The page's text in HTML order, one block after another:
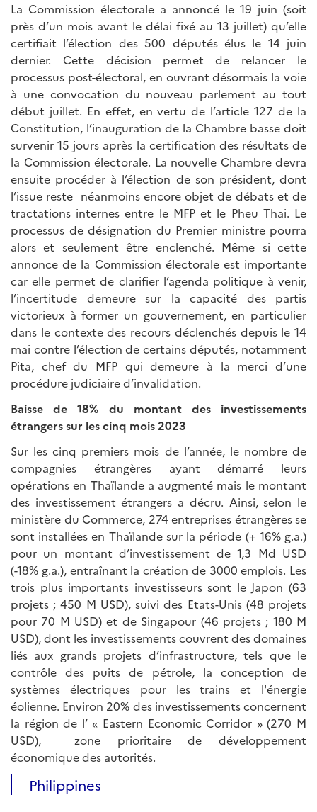
La Commission électorale a annoncé le 19 juin (soit
près d’un mois avant le délai fixé au 13 juillet) qu’elle
certifiait l’élection des 500 députés élus le 14 juin
dernier. Cette décision permet de relancer le
processus post-électoral, en ouvrant désormais la voie
à une convocation du nouveau parlement au tout
début juillet. En effet, en vertu de l’article 127 de la
Constitution, l’inauguration de la Chambre basse doit
survenir 15 jours après la certification des résultats de
la Commission électorale. La nouvelle Chambre devra
ensuite procéder à l’élection de son président, dont
l’issue reste néanmoins encore objet de débats et de
tractations internes entre le MFP et le Pheu Thai. Le
processus de désignation du Premier ministre pourra
alors et seulement être enclenché. Même si cette
annonce de la Commission électorale est importante
car elle permet de clarifier l’agenda politique à venir,
l’incertitude demeure sur la capacité des partis
victorieux à former un gouvernement, en particulier
dans le contexte des recours déclenchés depuis le 14
mai contre l’élection de certains députés, notamment
Pita, chef du MFP qui demeure à la merci d’une
procédure judiciaire d’invalidation.
Baisse de 18% du montant des investissements
étrangers sur les cinq mois 2023
Sur les cinq premiers mois de l’année, le nombre de
compagnies étrangères ayant démarré leurs
opérations en Thaïlande a augmenté mais le montant
des investissement étrangers a décru. Ainsi, selon le
ministère du Commerce, 274 entreprises étrangères se
sont installées en Thaïlande sur la période (+ 16% g.a.)
pour un montant d’investissement de 1,3 Md USD
(-18% g.a.), entraînant la création de 3000 emplois. Les
trois plus importants investisseurs sont le Japon (63
projets ; 450 M USD), suivi des Etats-Unis (48 projets
pour 70 M USD) et de Singapour (46 projets ; 180 M
USD), dont les investissements couvrent des domaines
liés aux grands projets d’infrastructure, tels que le
contrôle des puits de pétrole, la conception de
systèmes électriques pour les trains et l'énergie
éolienne. Environ 20% des investissements concernent
la région de l’ « Eastern Economic Corridor » (270 M
USD), zone prioritaire de développement
économique des autorités.
Philippines